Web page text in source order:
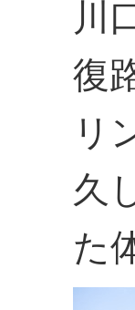
川
復
リ
久
た